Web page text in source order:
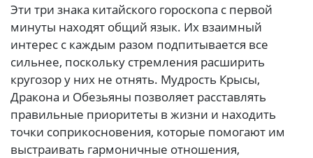
Эти три знака китайского гороскопа с первой
минуты находят общий язык. Их взаимный
интерес с каждым разом подпитывается все
сильнее, поскольку стремления расширить
кругозор у них не отнять. Мудрость Крысы,
Дракона и Обезьяны позволяет расставлять
правильные приоритеты в жизни и находить
точки соприкосновения, которые помогают им
выстраивать гармоничные отношения,